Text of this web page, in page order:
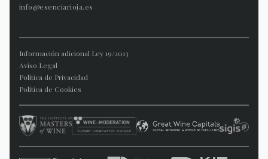
info@esenciarioja.es
Información adicional Ley 19/2013
Aviso Legal
Política de Privacidad
Política de Cookies